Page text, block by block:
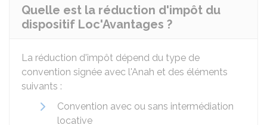
Quelle est la réduction d'impôt du
dispositif Loc'Avantages ?
La réduction d'impôt dépend du type de
convention signée avec l'Anah et des éléments
suivants :
Convention avec ou sans intermédiation
locative